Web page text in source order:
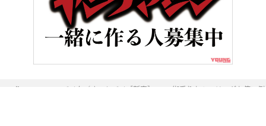
バイク／オートバイ［新車］ 街乗りもツーリングも使い